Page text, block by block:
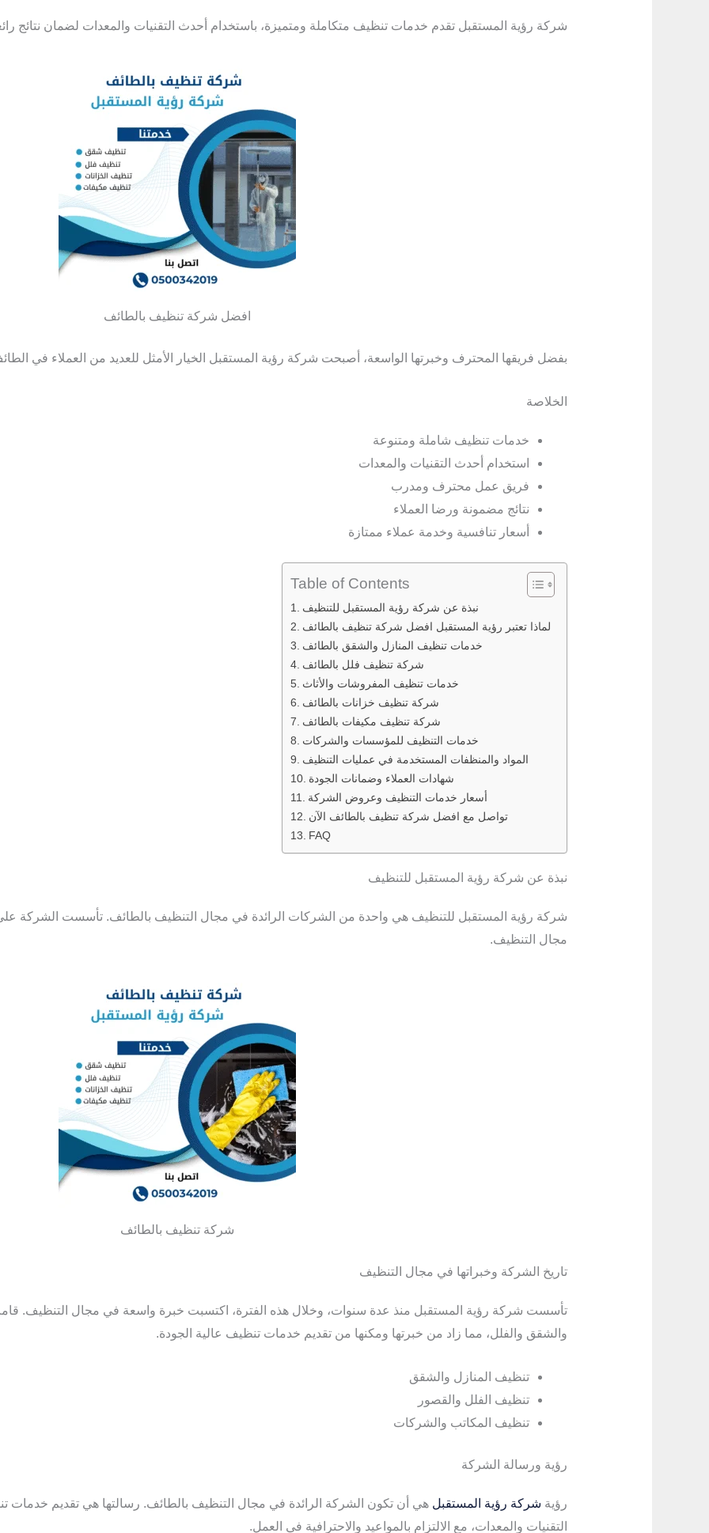
شركة رؤية المستقبل تقدم خدمات تنظيف متكاملة ومتميزة، باستخدام أحدث التقنيات والمعدات لضمان نتائج
افضل شركة تنظيف بالطائف
بفضل فريقها المحترف وخبرتها الواسعة، أصبحت شركة رؤية المستقبل الخيار الأمثل للعديد من العملاء في
الخلاصة
خدمات تنظيف شاملة ومتنوعة
استخدام أحدث التقنيات والمعدات
فريق عمل محترف ومدرب
نتائج مضمونة ورضا العملاء
أسعار تنافسية وخدمة عملاء ممتازة
Table of Contents
نبذة عن شركة رؤية المستقبل للتنظيف
لماذا تعتبر رؤية المستقبل افضل شركة تنظيف بالطائف
خدمات تنظيف المنازل والشقق بالطائف
شركة تنظيف فلل بالطائف
خدمات تنظيف المفروشات والأثاث
شركة تنظيف خزانات بالطائف
شركة تنظيف مكيفات بالطائف
خدمات التنظيف للمؤسسات والشركات
المواد والمنظفات المستخدمة في عمليات التنظيف
شهادات العملاء وضمانات الجودة
أسعار خدمات التنظيف وعروض الشركة
تواصل مع افضل شركة تنظيف بالطائف الآن
FAQ
نبذة عن شركة رؤية المستقبل للتنظيف
شركة رؤية المستقبل للتنظيف هي واحدة من الشركات الرائدة في مجال التنظيف بالطائف. تأسست الشركة
مجال التنظيف.
شركة تنظيف بالطائف
تاريخ الشركة وخبراتها في مجال التنظيف
تأسست شركة رؤية المستقبل منذ عدة سنوات، وخلال هذه الفترة، اكتسبت خبرة واسعة في مجال التنظيف.
والشقق والفلل، مما زاد من خبرتها ومكنها من تقديم خدمات تنظيف عالية الجودة.
تنظيف المنازل والشقق
تنظيف الفلل والقصور
تنظيف المكاتب والشركات
رؤية ورسالة الشركة
رؤية شركة رؤية المستقبل هي أن تكون الشركة الرائدة في مجال التنظيف بالطائف. رسالتها هي تقديم خدمات
التقنيات والمعدات، مع الالتزام بالمواعيد والاحترافية في العمل.